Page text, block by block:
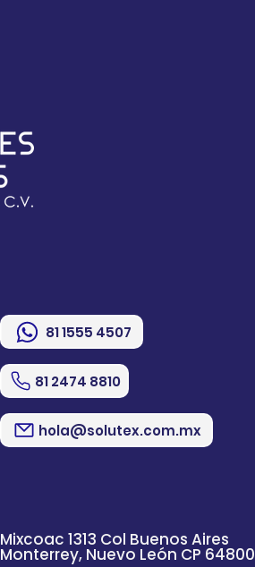
81 1555 4507
81 2474 8810
hola@solutex.com.mx
Mixcoac 1313 Col Buenos Aires
Monterrey, Nuevo León CP 64800